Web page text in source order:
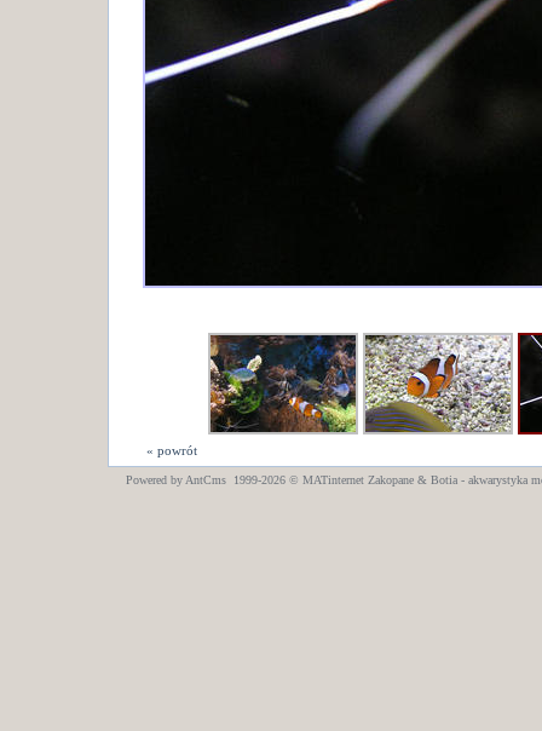
« powrót
Powered by AntCms 1999-2026 © MATinternet Zakopane& Botia - akwarystyka